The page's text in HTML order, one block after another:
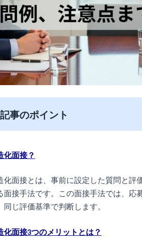
事のポイント
化面接？
化面接とは、事前に設定した質問と評
面接手法です。この面接手法では、応
同じ評価基準で判断します。
化面接3つのメリットとは？